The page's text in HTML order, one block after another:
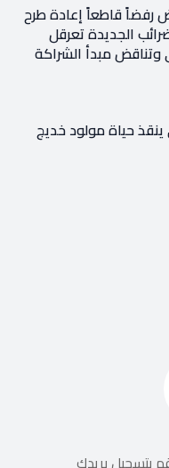
رفضاً قاطعاً إعادة طرح
3214: الضرائب الجديدة تعرقل
وتناقض مبدأ الشراكة
ينقذ حياة مولود خديج
قم بتسجيل بريدك